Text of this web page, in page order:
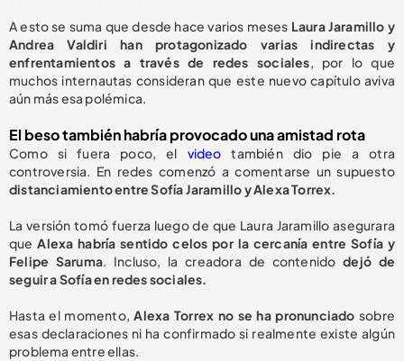
A esto se suma que desde hace varios meses Laura Jaramillo y
Andrea Valdiri han protagonizado varias indirectas y
enfrentamientos a través de redes sociales, por lo que
muchos internautas consideran que este nuevo capítulo aviva
aún más esa polémica.
El beso también habría provocado una amistad rota
Como si fuera poco, el videotambién dio pie a otra
controversia. En redes comenzó a comentarse un supuesto
distanciamiento entre Sofía Jaramillo y Alexa Torrex.
La versión tomó fuerza luego de que Laura Jaramillo asegurara
queAlexa habría sentido celos por la cercanía entre Sofía y
Felipe Saruma. Incluso, la creadora de contenidodejó de
seguir a Sofía en redes sociales.
Hasta el momento,Alexa Torrex no se ha pronunciado sobre
esas declaraciones ni ha confirmado si realmente existe algún
problema entre ellas.